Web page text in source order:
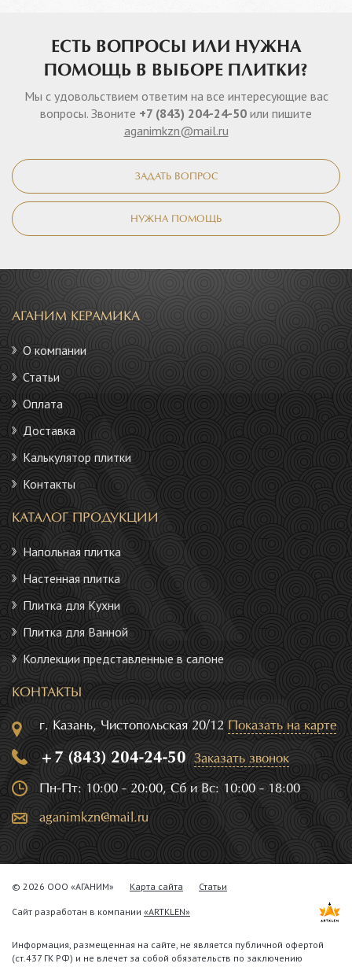
ЕСТЬ ВОПРОСЫ ИЛИ НУЖНА
ПОМОЩЬ В ВЫБОРЕ ПЛИТКИ?
Мы с удовольствием ответим на все интересующие вас
вопросы. Звоните +7 (843) 204-24-50 или пишите
aganimkzn@mail.ru
ЗАДАТЬ ВОПРОС
НУЖНА ПОМОЩЬ
АГАНИМ КЕРАМИКА
О компании
Статьи
Оплата
Доставка
Калькулятор плитки
Контакты
КАТАЛОГ ПРОДУКЦИИ
Напольная плитка
Настенная плитка
Плитка для Кухни
Плитка для Ванной
Коллекции представленные в салоне
КОНТАКТЫ
г. Казань, Чистопольская 20/12 Показать на карте
+7 (843) 204-24-50 Заказать звонок
Пн-Пт: 10:00 - 20:00, Сб и Вс: 10:00 - 18:00
aganimkzn@mail.ru
© 2026 ООО «АГАНИМ» Карта сайта Статьи
Сайт разработан в компании «ARTKLEN»
Информация, размещенная на сайте, не является публичной офертой
(ст.437 ГК РФ) и не влечет за собой обязательств по заключению